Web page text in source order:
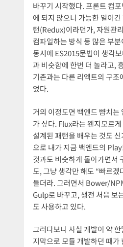
바꾸기 시작했다. 프론트 컴
에 되지 않으니 가능한 일이
턴(Redux)이라던가, 자원관
컴파일하는 방식 등 많은 부
동시에 ES2015문법이 생각
과 비슷함에 한번 더 놀라고,
기존과는 다른 리엑트의 구조
었다.
거의 이정도면 백엔드 뺨치는
가 싶다. Flux라는 왠지모르
설계된 패턴을 배우는 것도
으로 내가 지금 백엔드의
것과도 비슷하게 돌아가면서
도, 그냥 생각만 해도 “빠르겠
들더라. 그러면서 Bower/
Gulp로 바꾸고, 생전 처음 보
도 사용하고 있다.
그러다보니 사실 개발이 약
지막으로 모듈 개발하던 때가